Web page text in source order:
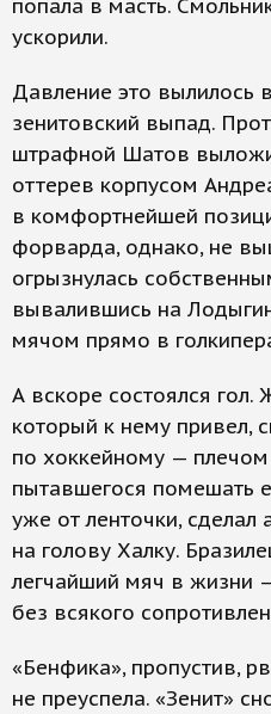
попала в масть.
ускорили.
Давление это вылилось
зенитовский выпад.
штрафной Шатов
оттерев корпусом
в комфортнейшей
форварда, однако, не
огрызнулась
вывалившись на
мячом прямо в
А вскоре состоялся гол.
который к нему привел,
по хоккейному — плечом
пытавшегося помешать
уже от ленточки, сделал
на голову Халку.
легчайший мяч в жизни
без всякого
«Бенфика», пропустив,
не преуспела. «Зенит»